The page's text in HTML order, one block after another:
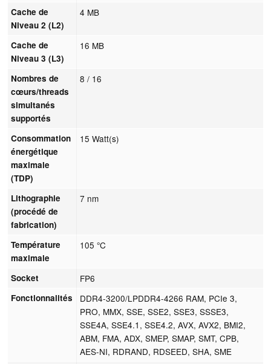
Cache de
Niveau 2 (L2)
4 MB
Cache de
Niveau 3 (L3)
16 MB
Nombres de
cœurs/threads
simultanés
supportés
8 / 16
Consommation
énergétique
maximale
(TDP)
15 Watt(s)
Lithographie
(procédé de
fabrication)
7 nm
Température
maximale
105 °C
Socket FP6
Fonctionnalités
DDR4-3200/LPDDR4-4266 RAM, PCIe 3,
PRO, MMX, SSE, SSE2, SSE3, SSSE3,
SSE4A, SSE4.1, SSE4.2, AVX, AVX2, BMI2,
ABM, FMA, ADX, SMEP, SMAP, SMT, CPB,
AES-NI, RDRAND, RDSEED, SHA, SME